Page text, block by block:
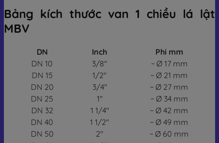
Bảng kích thước van 1 chiều lá lật
MBV
DN Inch
Phi mm
DN 10
3/8″
~ Ø 17 mm
DN 15
1/2″
~ Ø 21 mm
DN 20
3/4″
~ Ø 27 mm
DN 25
1″
~ Ø 34 mm
DN 32
1 1/4″
~ Ø 42 mm
DN 40
1 1/2″
~ Ø 49 mm
DN 50
2″
~ Ø 60 mm